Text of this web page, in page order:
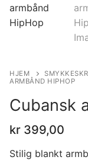
HJEM
ARMBÅND HIPHOP
Cubansk
kr 399,00
Stilig blankt